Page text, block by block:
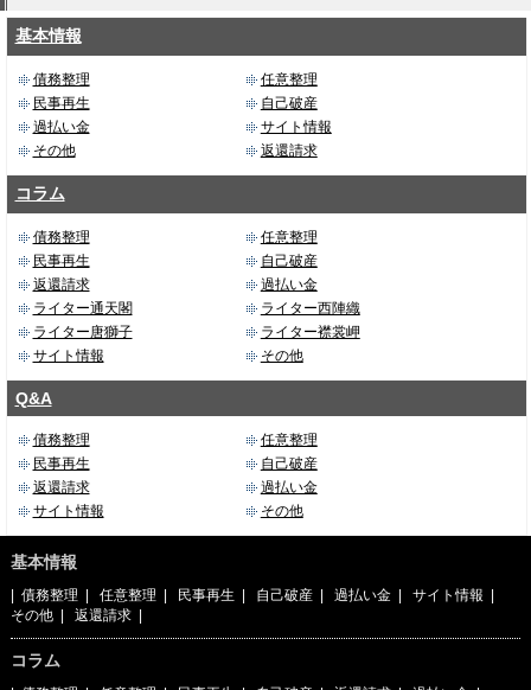
基本情報
債務整理
任意整理
民事再生
自己破産
過払い金
サイト情報
その他
返還請求
コラム
債務整理
任意整理
民事再生
自己破産
返還請求
過払い金
ライター通天閣
ライター西陣織
ライター唐獅子
ライター襟裳岬
サイト情報
その他
Q&A
債務整理
任意整理
民事再生
自己破産
返還請求
過払い金
サイト情報
その他
基本情報
| 債務整理 | 任意整理 | 民事再生 | 自己破産| 過払い金| サイト情報 |
その他| 返還請求|
コラム